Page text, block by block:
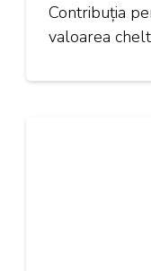
Contribuția
valoarea